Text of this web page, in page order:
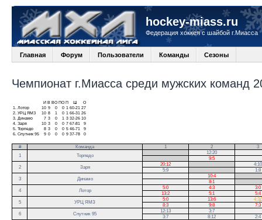
hockey-miass.ru
Федерация хоккея с шайбой г.Миасса
Главная Форум Пользователи Команды Сезоны
Чемпионат г.Миасса среди мужских команд
И В ВО ПО П
О
1.
Лотор 10 9 0 0 1 60-21 27
2. УРЦ ЯМЗ 10 8 1 0 1 66-31 26
3.
Динамо 7 3 0 1 3 32-26 10
4. Заря 10 3 0 0 7 67-81
9
5. Торпедо 8 3 0 0 5 46-71
9
6. Спутник 95 9 0 0 0 9 37-78 0
# Команда 1 2
3
1
Торпедо
12:20
9:5
2
Заря
20:12
4:10
5:9
1:8
3
Динамо
10:4
8:1
4
Лотор
5:0 4:3
3:0
13:2
5:1
5:4
5
УРЦ ЯМЗ
5:0 13:6
4:3Д
8:3
9:8
7:3
6
Спутник 95
12:13
3:7
3:7
8:12 2:4